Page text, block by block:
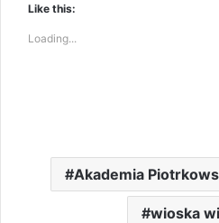
Like this:
Loading...
Akademia
wioska